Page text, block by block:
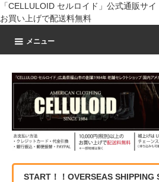
「CELLULOID セルロイド」公式通販
お買い上げで配送料無料
メニュー
START！！OVERSEAS